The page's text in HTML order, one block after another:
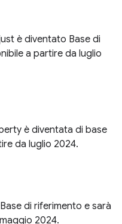
è diventato Base di
a partire da luglio
è diventata di base
da luglio 2024.
di riferimento e sarà
2024.